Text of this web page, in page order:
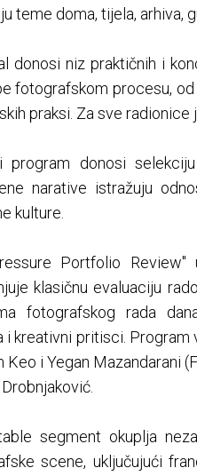
teme doma, tijela, arhiva,
donosi niz praktičnih i
fotografskom procesu,
praksi. Za sve
program donosi
narative istražuju
kulture.
Portfolio Review"
klasičnu evaluaciju
fotografskog rada
i kreativni pritisci. Program
Keo i Yegan Mazandarani
segment okuplja
scene, uključujući